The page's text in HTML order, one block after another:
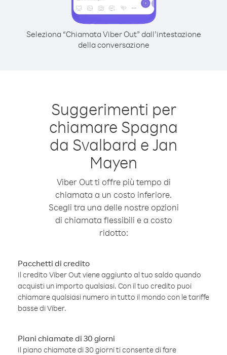
Seleziona “Chiamata Viber Out” dall’intestazione
della conversazione
Suggerimenti per
chiamare Spagna
da Svalbard e Jan
Mayen
Viber Out ti offre più tempo di
chiamata a un costo inferiore.
Scegli tra una delle nostre opzioni
di chiamata flessibili e a costo
ridotto:
Pacchetti di credito
Il credito Viber Out viene aggiunto al tuo saldo quando
acquisti un importo qualsiasi. Con il tuo credito puoi
chiamare qualsiasi numero in tutto il mondo con le tariffe
basse di Viber.
Piani chiamate di 30 giorni
Il piano chiamate di 30 giorni ti consente di fare